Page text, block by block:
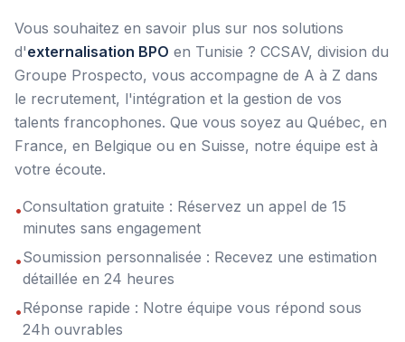
Vous souhaitez en savoir plus sur nos solutions
d'externalisation BPO en Tunisie ? CCSAV, division du
Groupe Prospecto, vous accompagne de A à Z dans
le recrutement, l'intégration et la gestion de vos
talents francophones. Que vous soyez au Québec, en
France, en Belgique ou en Suisse, notre équipe est à
votre écoute.
•Consultation gratuite : Réservez un appel de 15
minutes sans engagement
•Soumission personnalisée : Recevez une estimation
détaillée en 24 heures
•Réponse rapide : Notre équipe vous répond sous
24h ouvrables